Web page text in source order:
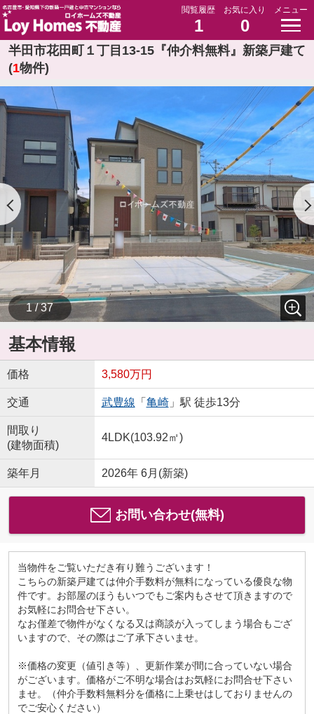
閲覧履歴
1
お気に入り
0
メニュー
半田市花田町１丁目13-15『仲介料無料』新築戸建て
(1物件)
1 / 37
基本情報
価格 3,580万円
交通 武豊線 「 亀崎」駅 徒歩13分
間取り
(建物面積)
4LDK(103.92㎡)
築年月 2026年 6月(新築)
お問い合わせ(無料)
当物件をご覧いただき有り難うございます！
こちらの新築戸建ては仲介手数料が無料になっている優良な物
件です。お部屋のほうもいつでもご案内もさせて頂きますので
お気軽にお問合せ下さい。
なお僅差で物件がなくなる又は商談が入ってしまう場合もござ
いますので、その際はご了承下さいませ。
※価格の変更（値引き等）、更新作業が間に合っていない場合
がございます。価格がご不明な場合はお気軽にお問合せ下さい
ませ。（仲介手数料無料分を価格に上乗せはしておりませんの
でご安心ください）